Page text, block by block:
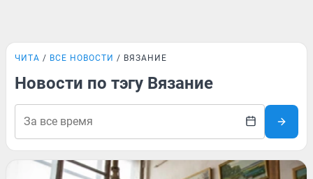
ЧИТА ВСЕ НОВОСТИ ВЯЗАНИЕ
Новости по тэгу Вязание